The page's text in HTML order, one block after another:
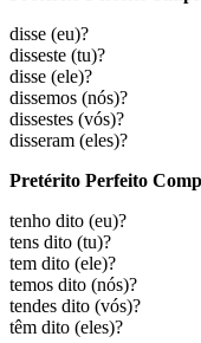
disse (eu)?
disseste (tu)?
disse (ele)?
dissemos (nós)?
dissestes (vós)?
disseram (eles)?
Pretérito Perfeito
tenho dito (eu)?
tens dito (tu)?
tem dito (ele)?
temos dito (nós)?
tendes dito (vós)?
têm dito (eles)?